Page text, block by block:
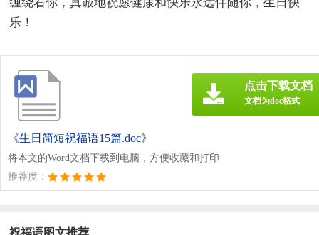
乐！
《生日简短祝福语15篇.doc》
将本文的Word文档下载到电脑，方便收藏和打印
推荐度：
点击下载文档
文档为doc格式